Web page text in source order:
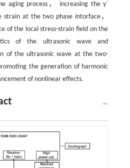
aging process， increasing the γ΄
strain at the two phase intorface，
of the local stress-strain field on the
of the ultrasonic wave and
of the ultrasonic wave at the two-
the generation of harmonic
of nonlinear effects.